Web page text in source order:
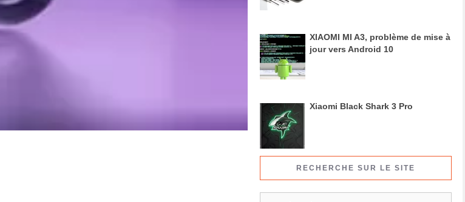
XIAOMI MI A3, problème de mise à
jour vers Android 10
Xiaomi Black Shark 3 Pro
RECHERCHE SUR LE SITE